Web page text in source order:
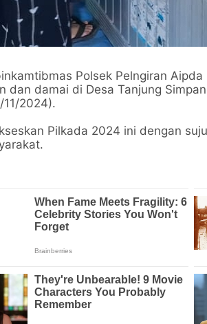
Polsek Pelngiran
dan damai di Desa Tanjung
2024).
Pilkada 2024 ini dengan